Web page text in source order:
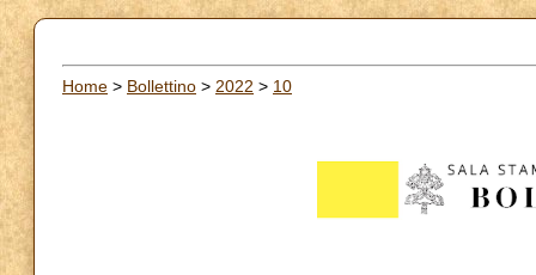
Home > Bollettino > 2022 > 10